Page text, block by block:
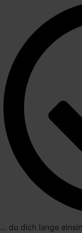
… du dich lange